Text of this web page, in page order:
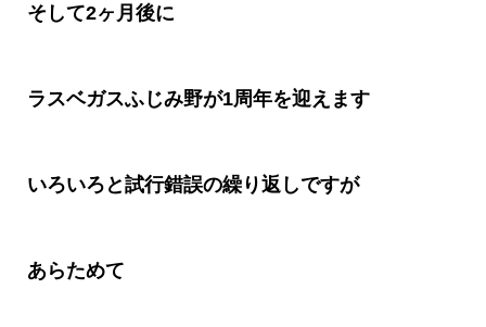
そして2ヶ月後に
ラスベガスふじみ野が1周年を迎えます
いろいろと試行錯誤の繰り返しですが
あらためて